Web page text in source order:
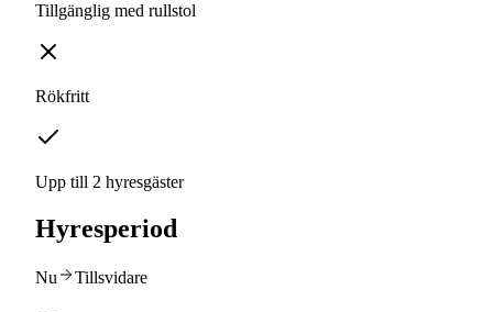
Tillgänglig med rullstol
Rökfritt
Upp till 2 hyresgäster
Hyresperiod
Nu Tillsvidare